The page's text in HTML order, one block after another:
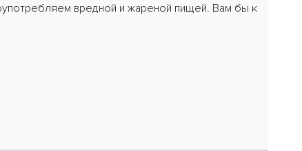
вредной и жареной пищей. Вам бы к